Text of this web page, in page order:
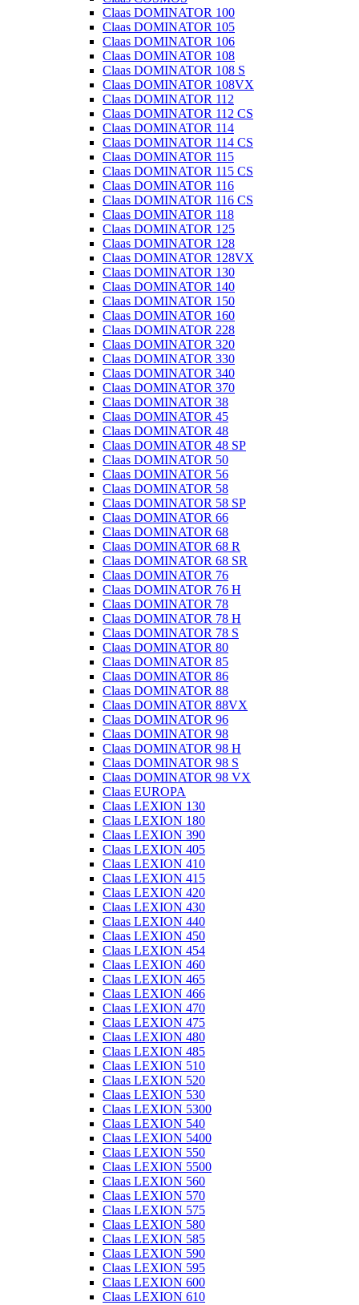
Claas DOMINATOR 100
Claas DOMINATOR 105
Claas DOMINATOR 106
Claas DOMINATOR 108
Claas DOMINATOR 108 S
Claas DOMINATOR 108VX
Claas DOMINATOR 112
Claas DOMINATOR 112 CS
Claas DOMINATOR 114
Claas DOMINATOR 114 CS
Claas DOMINATOR 115
Claas DOMINATOR 115 CS
Claas DOMINATOR 116
Claas DOMINATOR 116 CS
Claas DOMINATOR 118
Claas DOMINATOR 125
Claas DOMINATOR 128
Claas DOMINATOR 128VX
Claas DOMINATOR 130
Claas DOMINATOR 140
Claas DOMINATOR 150
Claas DOMINATOR 160
Claas DOMINATOR 228
Claas DOMINATOR 320
Claas DOMINATOR 330
Claas DOMINATOR 340
Claas DOMINATOR 370
Claas DOMINATOR 38
Claas DOMINATOR 45
Claas DOMINATOR 48
Claas DOMINATOR 48 SP
Claas DOMINATOR 50
Claas DOMINATOR 56
Claas DOMINATOR 58
Claas DOMINATOR 58 SP
Claas DOMINATOR 66
Claas DOMINATOR 68
Claas DOMINATOR 68 R
Claas DOMINATOR 68 SR
Claas DOMINATOR 76
Claas DOMINATOR 76 H
Claas DOMINATOR 78
Claas DOMINATOR 78 H
Claas DOMINATOR 78 S
Claas DOMINATOR 80
Claas DOMINATOR 85
Claas DOMINATOR 86
Claas DOMINATOR 88
Claas DOMINATOR 88VX
Claas DOMINATOR 96
Claas DOMINATOR 98
Claas DOMINATOR 98 H
Claas DOMINATOR 98 S
Claas DOMINATOR 98 VX
Claas EUROPA
Claas LEXION 130
Claas LEXION 180
Claas LEXION 390
Claas LEXION 405
Claas LEXION 410
Claas LEXION 415
Claas LEXION 420
Claas LEXION 430
Claas LEXION 440
Claas LEXION 450
Claas LEXION 454
Claas LEXION 460
Claas LEXION 465
Claas LEXION 466
Claas LEXION 470
Claas LEXION 475
Claas LEXION 480
Claas LEXION 485
Claas LEXION 510
Claas LEXION 520
Claas LEXION 530
Claas LEXION 5300
Claas LEXION 540
Claas LEXION 5400
Claas LEXION 550
Claas LEXION 5500
Claas LEXION 560
Claas LEXION 570
Claas LEXION 575
Claas LEXION 580
Claas LEXION 585
Claas LEXION 590
Claas LEXION 595
Claas LEXION 600
Claas LEXION 610